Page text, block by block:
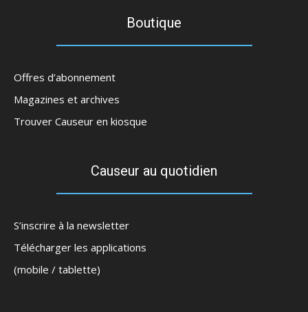
Boutique
Offres d’abonnement
Magazines et archives
Trouver Causeur en kiosque
Causeur au quotidien
S’inscrire à la newsletter
Télécharger les applications
(mobile / tablette)